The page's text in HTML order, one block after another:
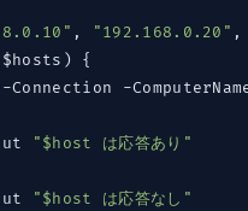
, "192.168.0.20" ,
{
Connection -
"$host は応答あり"
"$host は応答なし"